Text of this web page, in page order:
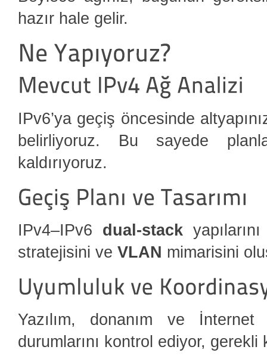
hazır hale gelir.
IPv6’ya geçiş öncesinde
belirliyoruz. Bu sayede
kaldırıyoruz.
IPv4–IPv6 dual-stack
stratejisini ve VLAN mimarisini
Yazılım, donanım ve İnternet
durumlarını kontrol ediyor,